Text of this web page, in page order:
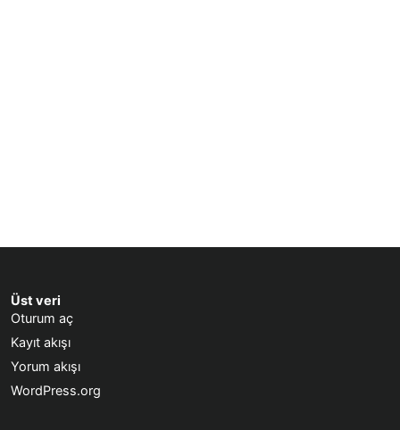
Üst veri
Oturum aç
Kayıt akışı
Yorum akışı
WordPress.org